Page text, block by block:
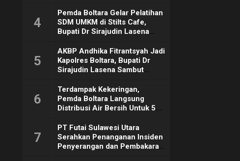
4
Pemda Boltara Gelar Pelatihan
SDM UMKM di Stilts Cafe,
Bupati Dr Sirajudin Lasena
Dorong Ekonomi Daerah
5
AKBP Andhika Fitrantsyah Jadi
Kapolres Boltara, Bupati Dr
Sirajudin Lasena Sambut
6
Terdampak Kekeringan,
Pemda Boltara Langsung
Distribusi Air Bersih Untuk 50
7
PT Futai Sulawesi Utara
Serahkan Penanganan Insiden
Penyerangan dan Pembakaran